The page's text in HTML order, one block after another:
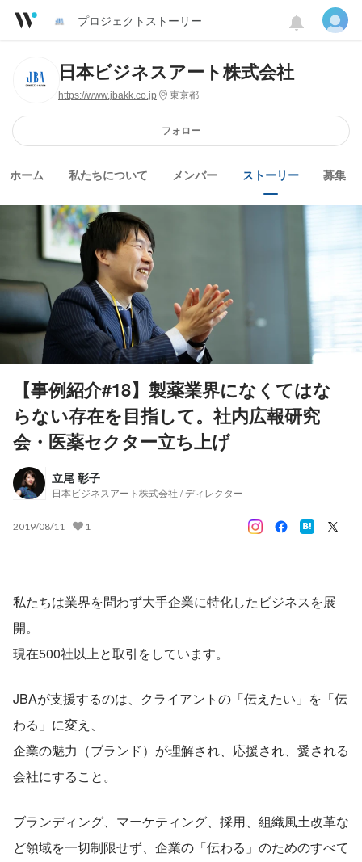
プロジェクトストーリー
日本ビジネスアート株式会社
https://www.jbakk.co.jp 東京都
フォロー
ホーム 私たちについて メンバー ストーリー 募集
【事例紹介#18】製薬業界になくてはな
らない存在を目指して。社内広報研究
会・医薬セクター立ち上げ
立尾 彰子
日本ビジネスアート株式会社 / ディレクター
2019/08/11 1
私たちは業界を問わず大手企業に特化したビジネスを展
開。
現在500社以上と取引をしています。
JBAが支援するのは、クライアントの「伝えたい」を「伝
わる」に変え、
企業の魅力（ブランド）が理解され、応援され、愛される
会社にすること。
ブランディング、マーケティング、採用、組織風土改革な
ど領域を一切制限せず、企業の「伝わる」のためのすべて